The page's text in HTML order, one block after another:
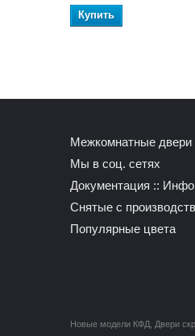
Купить
Межкомнатные двери
Мы в соц. сетях
Документация :: Инфо
Снятые с
Популярные цвета
Новые модели КФД Двери